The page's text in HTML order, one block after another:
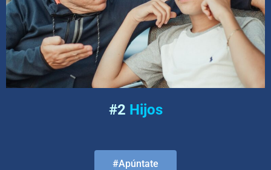
#2 Hijos
#Apúntate